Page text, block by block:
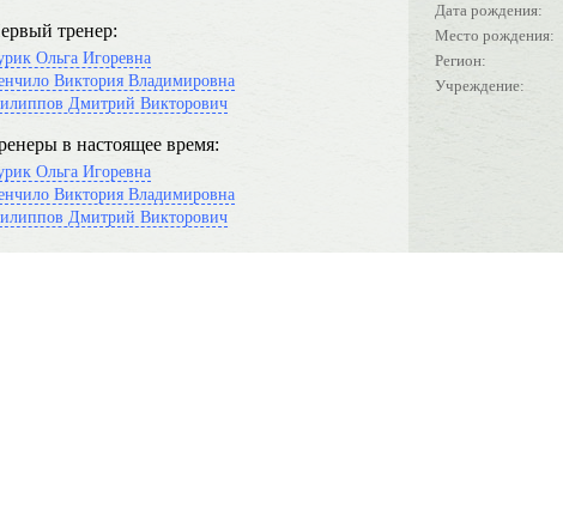
Дата рождения:
Место рождения:
Регион:
Учреждение:
тренер:
Ольга Игоревна
Виктория Владимировна
Дмитрий Викторович
в настоящее время:
Ольга Игоревна
Виктория Владимировна
Дмитрий Викторович